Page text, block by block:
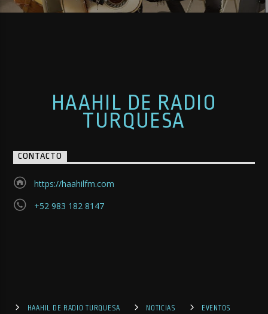
HAAHIL DE RADIO
TURQUESA
CONTACTO
https://haahilfm.com
+52 983 182 8147
HAAHIL DE RADIO TURQUESA NOTICIAS
EVENTOS